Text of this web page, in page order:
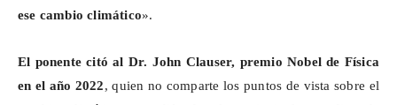
ese cambio climático».
El ponente citó al Dr. John Clauser, premio Nobel de Física
en el año 2022, quien no comparte los puntos de vista sobre el